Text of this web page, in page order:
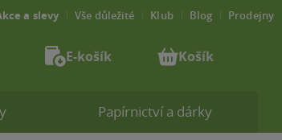
Papírnictví a dárky
a slevy Vše důležité Klub Blog Prodejny
E-košík Košík